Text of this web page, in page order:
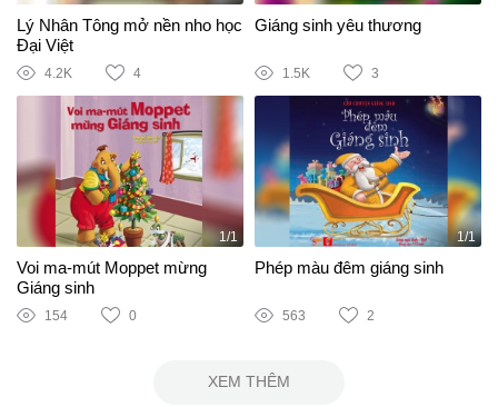
Lý Nhân Tông mở nền nho học
Đại Việt
4.2K 4
Giáng sinh yêu thương
1.5K 3
1/1
Voi ma-mút Moppet mừng
Giáng sinh
154 0
1/1
Phép màu đêm giáng sinh
563 2
XEM THÊM